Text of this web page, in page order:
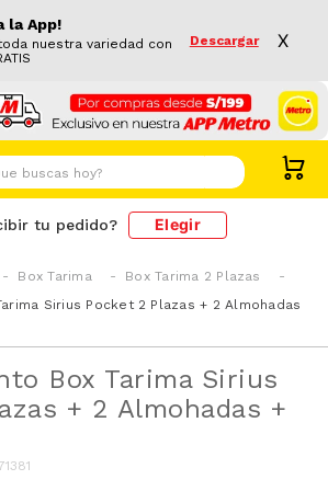
la App!
nuestra variedad con
Descargar X
hoy?
tu pedido? Elegir
Box Tarima
Box Tarima 2 Plazas
Sirius Pocket 2 Plazas + 2 Almohadas
Box Tarima Sirius
+ 2 Almohadas +